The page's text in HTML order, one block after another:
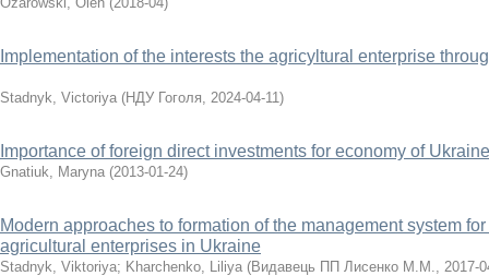
Implementation of the interests the agricyltural enterprise
Stadnyk, Victoriya (НДУ Гоголя, 2024-04-11)
Importance of foreign direct investments for economy of Ukraine
Gnatiuk, Maryna (2013-01-24)
Modern approaches to formation of the management system
agricultural enterprises in Ukraine
Stadnyk, Viktoriya; Kharchenko, Liliya (Видавець ПП Лисенко М.М., 2017-